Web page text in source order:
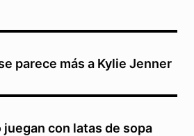
parece más a Kylie Jenner
con latas de sopa